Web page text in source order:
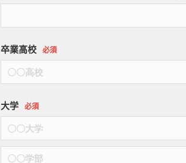
卒業高校 必須
大学 必須